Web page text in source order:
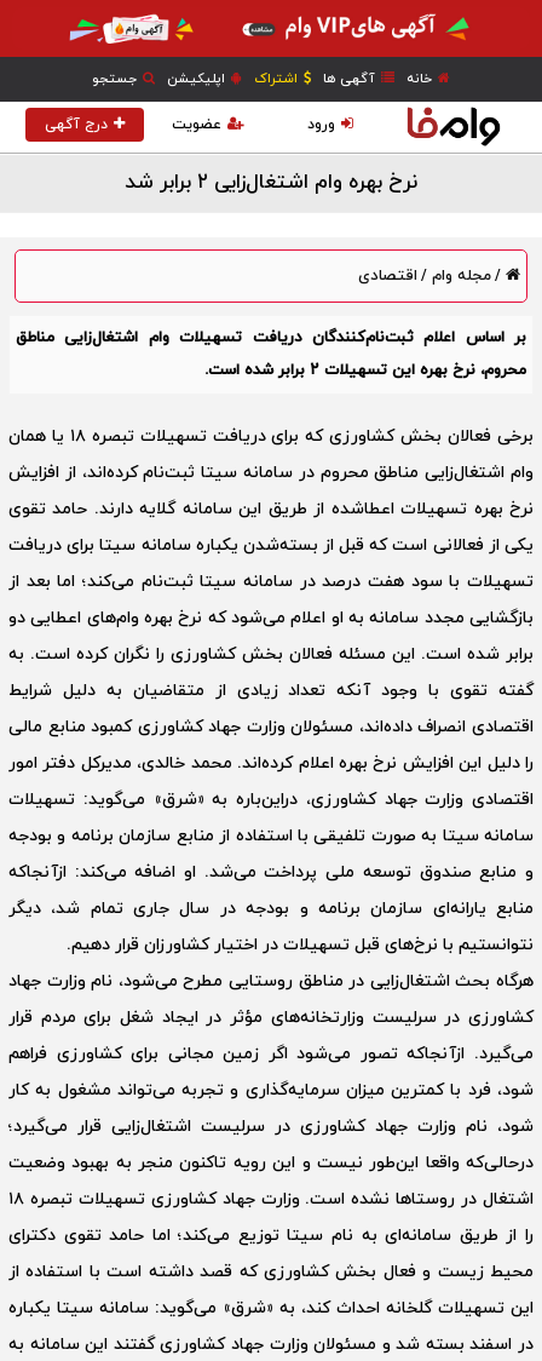
خانه آگهی ها اشتراک اپلیکیشن جستجو
درج آگهی عضویت ورود
نرخ بهره وام اشتغال‌زایی ۲ برابر شد
/مجله وام / اقتصادی
بر اساس اعلام ثبت‌نام‌کنندگان دریافت تسهیلات وام اشتغال‌زایی مناطق
محروم، نرخ بهره این تسهیلات ۲ برابر شده است.
برخی فعالان بخش کشاورزی که برای دریافت تسهیلات تبصره ۱۸ یا همان
وام اشتغال‌زایی مناطق محروم در سامانه سیتا ثبت‌نام کرده‌اند، از افزایش
نرخ بهره تسهیلات اعطا‌شده از طریق این سامانه گلایه دارند. حامد تقوی
یکی از فعالانی است که قبل از بسته‌شدن یکباره سامانه سیتا برای دریافت
تسهیلات با سود هفت درصد در سامانه سیتا ثبت‌نام می‌کند؛ اما بعد از
بازگشایی مجدد سامانه به او اعلام می‌شود که نرخ بهره وام‌های اعطایی دو
برابر شده است. این مسئله فعالان بخش کشاورزی را نگران کرده است. به
گفته تقوی با وجود آنکه تعداد زیادی از متقاضیان به دلیل شرایط
اقتصادی انصراف داده‌اند، مسئولان وزارت جهاد کشاورزی کمبود منابع مالی
را دلیل این افزایش نرخ بهره اعلام کرده‌اند. محمد خالدی، مدیرکل دفتر امور
اقتصادی وزارت جهاد کشاورزی، در‌این‌باره به «شرق» می‌گوید: تسهیلات
سامانه سیتا به صورت تلفیقی با استفاده از منابع سازمان برنامه و بودجه
و منابع صندوق توسعه ملی پرداخت می‌شد. او اضافه می‌کند: از‌آنجا‌که
منابع یارانه‌ای سازمان برنامه و بودجه در سال جاری تمام شد، دیگر
نتوانستیم با نرخ‌های قبل تسهیلات در اختیار کشاورزان قرار دهیم.‌
هرگاه بحث اشتغال‌زایی در مناطق روستایی مطرح می‌شود، نام وزارت جهاد
کشاورزی در سر‌لیست وزارتخانه‌های مؤثر در ایجاد شغل برای مردم قرار
می‌گیرد. از‌آنجا‌که تصور می‌شود اگر زمین مجانی برای کشاورزی فراهم
شود، فرد با کمترین میزان سرمایه‌‎گذاری و تجربه می‌تواند مشغول به کار
شود، نام وزارت جهاد کشاورزی در سر‌لیست اشتغال‌زایی قرار می‌گیرد؛
در‌حالی‌که واقعا این‌طور نیست و این رویه تاکنون منجر به بهبود وضعیت
اشتغال در روستاها نشده است. وزارت جهاد کشاورزی تسهیلات تبصره ۱۸
را از طریق سامانه‌ای به نام سیتا توزیع می‌کند؛ اما حامد تقوی دکترای
محیط زیست و فعال بخش کشاورزی که قصد داشته است با استفاده از
این تسهیلات گلخانه احداث کند، به «شرق» می‌گوید: سامانه سیتا یکباره
در اسفند بسته شد و مسئولان وزارت جهاد کشاورزی گفتند این سامانه به